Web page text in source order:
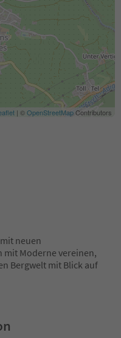
| ©OpenStreetMapContributors
neuen
mit Moderne vereinen,
Bergwelt mit Blick auf